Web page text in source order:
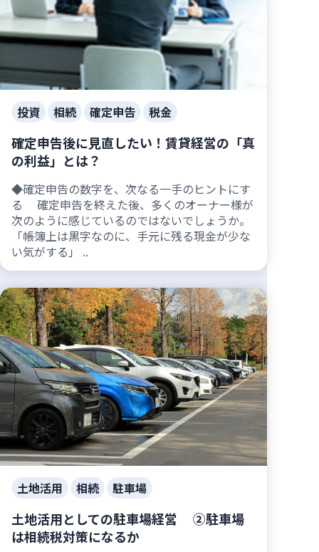
投資 相続 確定申告 税金
確定申告後に見直したい！賃貸経営の「真
の利益」とは？
◆確定申告の数字を、次なる一手のヒントにす
る 確定申告を終えた後、多くのオーナー様が
次のように感じているのではないでしょうか。
「帳簿上は黒字なのに、手元に残る現金が少な
い気がする」 ..
土地活用 相続 駐車場
土地活用としての駐車場経営 ②駐車場
は相続税対策になるか